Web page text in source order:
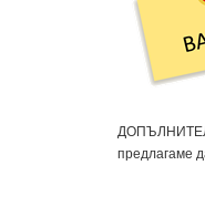
предлагаме